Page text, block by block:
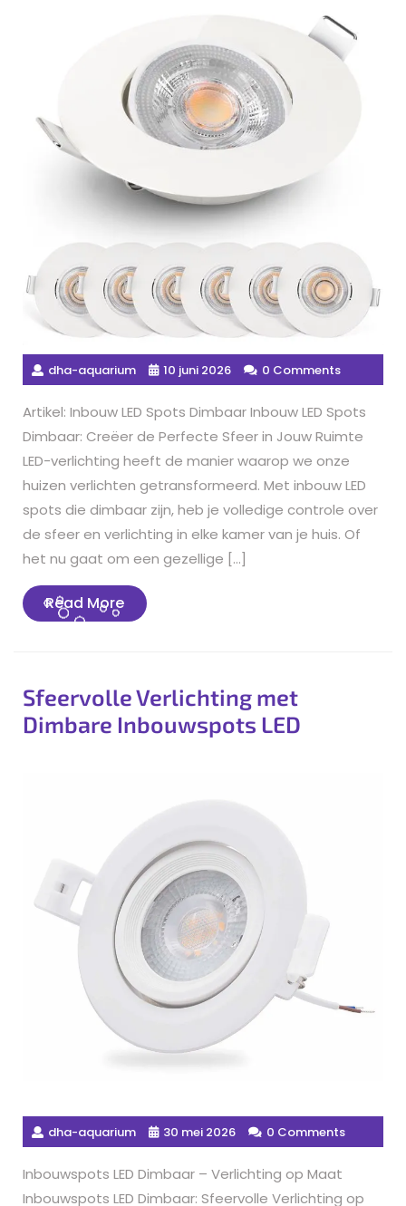
dha-aquarium 10 juni 2026 0 Comments
Artikel: Inbouw LED Spots Dimbaar Inbouw LED Spots
Dimbaar: Creëer de Perfecte Sfeer in Jouw Ruimte
LED-verlichting heeft de manier waarop we onze
huizen verlichten getransformeerd. Met inbouw LED
spots die dimbaar zijn, heb je volledige controle over
de sfeer en verlichting in elke kamer van je huis. Of
het nu gaat om een gezellige […]
Read MoreRead
More
Sfeervolle Verlichting met
Dimbare Inbouwspots LED
dha-aquarium 30 mei 2026 0 Comments
Inbouwspots LED Dimbaar – Verlichting op Maat
Inbouwspots LED Dimbaar: Sfeervolle Verlichting op